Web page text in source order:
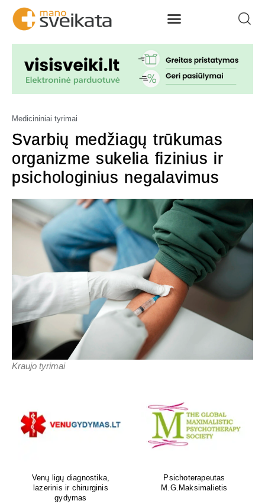
Medicininiai tyrimai
Svarbių medžiagų trūkumas
organizme sukelia fizinius ir
psichologinius negalavimus
Kraujo tyrimai
Venų ligų diagnostika,
lazerinis ir chirurginis
gydymas
Psichoterapeutas
M.G.Maksimalietis